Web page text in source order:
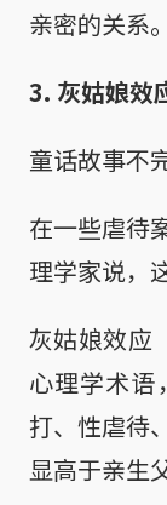
亲密的关系。
3. 灰姑娘效
童话故事不
在一些虐待
理学家说，
灰姑娘效应
心理学术语
打、性虐待
显高于亲生